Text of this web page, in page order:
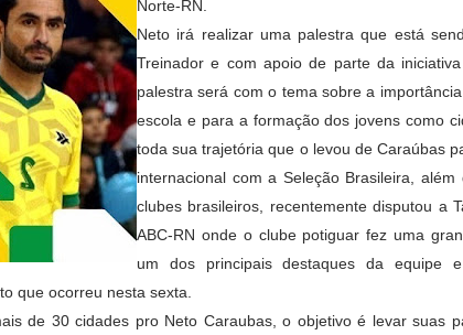
Norte-RN.
Neto irá realizar uma palestra que está
Treinador e com apoio de parte da
palestra será com o tema sobre a
escola e para a formação dos jovens como
toda sua trajetória que o levou de Caraúbas
internacional com a Seleção Brasileira,
clubes brasileiros, recentemente disputou a
ABC-RN onde o clube potiguar fez uma
um dos principais destaques da equipe
que ocorreu nesta sexta.
de 30 cidades pro Neto Caraubas, o objetivo é levar suas